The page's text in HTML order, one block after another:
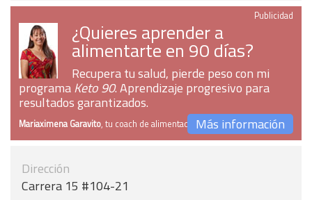
Publicidad
¿Quieres aprender a
alimentarte en 90 días?
Recupera tu salud, pierde peso con mi
programaKeto 90. Aprendizaje progresivo para
resultados garantizados.
Mariaximena Garavito, tu coach de alimentaciónMás información
Dirección
Carrera 15 #104-21